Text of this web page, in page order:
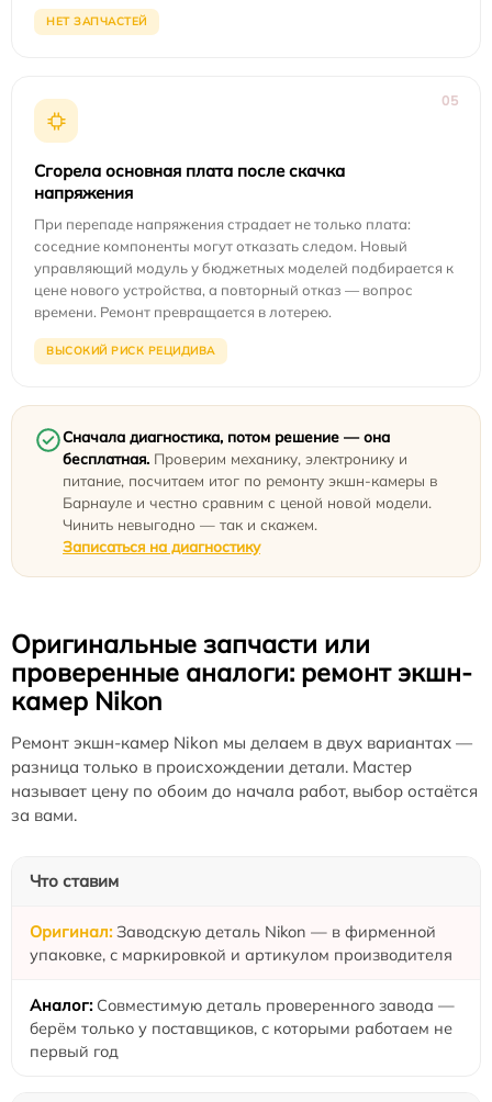
НЕТ ЗАПЧАСТЕЙ
05
Сгорела основная плата после скачка
напряжения
При перепаде напряжения страдает не только плата:
соседние компоненты могут отказать следом. Новый
управляющий модуль у бюджетных моделей подбирается к
цене нового устройства, а повторный отказ — вопрос
времени. Ремонт превращается в лотерею.
ВЫСОКИЙ РИСК РЕЦИДИВА
Сначала диагностика, потом решение — она
бесплатная. Проверим механику, электронику и
питание, посчитаем итог по ремонту экшн-камеры в
Барнауле и честно сравним с ценой новой модели.
Чинить невыгодно — так и скажем.
Записаться на диагностику
Оригинальные запчасти или
проверенные аналоги: ремонт экшн-
камер Nikon
Ремонт экшн-камер Nikon мы делаем в двух вариантах —
разница только в происхождении детали. Мастер
называет цену по обоим до начала работ, выбор остаётся
за вами.
Что ставим
Заводскую деталь Nikon — в фирменной
упаковке, с маркировкой и артикулом производителя
Совместимую деталь проверенного завода —
берём только у поставщиков, с которыми работаем не
первый год